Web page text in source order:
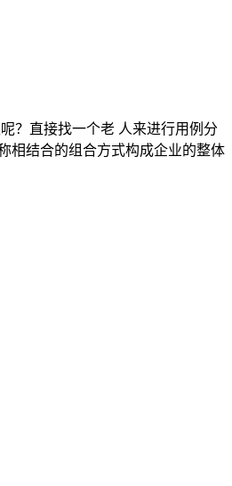
？直接找一个老 人来进行用例分
相结合的组合方式构成企业的整体